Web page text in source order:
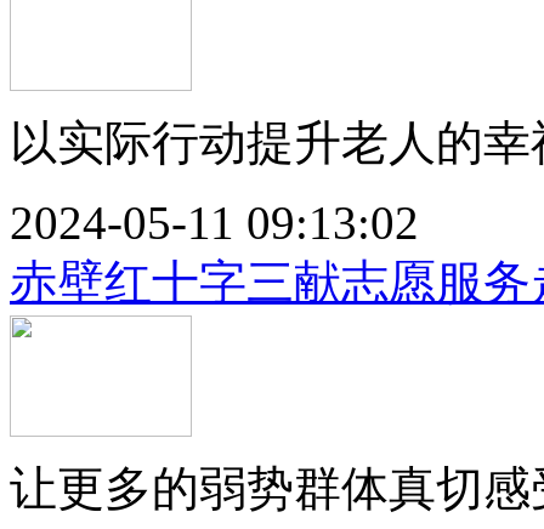
以实际行动提升老人的
2024-05-11 09:13:02
赤壁红十字三献志愿服
让更多的弱势群体真切